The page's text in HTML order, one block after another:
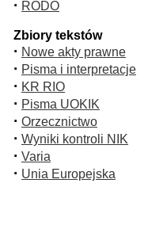
· RODO
Zbiory tekstów
· Nowe akty prawne
· Pisma i interpretacje
· KR RIO
· Pisma UOKIK
· Orzecznictwo
· Wyniki kontroli NIK
· Varia
· Unia Europejska